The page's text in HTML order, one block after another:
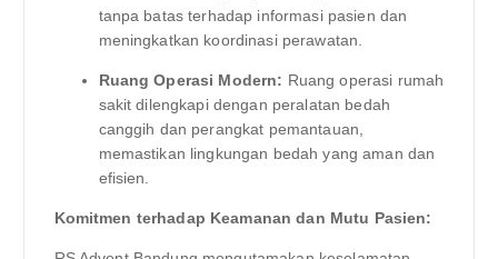
tanpa batas terhadap informasi pasien dan
meningkatkan koordinasi perawatan.
Ruang Operasi Modern: Ruang operasi rumah
sakit dilengkapi dengan peralatan bedah
canggih dan perangkat pemantauan,
memastikan lingkungan bedah yang aman dan
efisien.
Komitmen terhadap Keamanan dan Mutu Pasien: